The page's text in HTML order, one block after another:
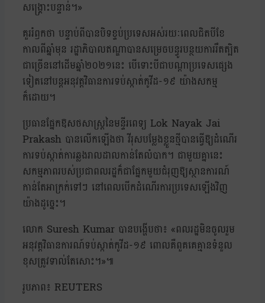
សង្រ្គោះបន្ទាន់។»
គួររំឭកថា បន្ទាប់ពីបានបិទខ្ទប់ប្រទេសអស់រយៈពេលជិតបីខែ
កាលពីឆ្នាំមុន រដ្ឋាភិបាលឥណ្ឌាបានសម្រេចបន្ធូរបន្ថយការរឹតត្បិត
ជាច្រើននៅដើមឆ្នាំ២០២១នេះ បើទោះបីជាបណ្ដាប្រទេសផ្សេង
ទៀតនៅបន្តអនុវត្តវិធានការទប់ស្កាត់កូវីដ-១៩ យ៉ាងសកម្ម
ក៏ដោយ។
ប្រធានផ្នែកឱសថសាស្ត្រនៃមន្ទីរពេទ្យ Lok Nayak Jai
Prakash បានលើកឡើងថា វីរុសបម្លែងខ្លួនថ្មីបានធ្វើឱ្យដំណើរ
ការទប់ស្កាត់ការឆ្លងរាលដាលកាន់តែលំបាក។ ជាមួយគ្នានេះ
សកម្មភាពរបស់ប្រជាពលរដ្ឋក៏ជាផ្នែកមួយជំរុញឱ្យស្ថានការណ៍
កាន់តែអាក្រក់ទៅៗ នៅពេលបើកដំណើរការប្រទេសឡើងវិញ
យ៉ាងដូច្នេះ។
លោក Suresh Kumar បានបង្ហើបថា៖ «ពលរដ្ឋមិនចូលរួម
អនុវត្តវិធានការណ៍ទប់ស្កាត់កូវីដ-១៩ ពោលគឺពួគគេគ្មានទំនួល
ខុសត្រូវទាល់តែសោះ។»៕
រូបភាព៖ REUTERS